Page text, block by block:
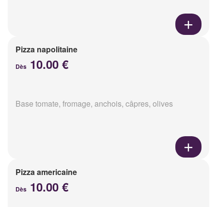
Pizza napolitaine
Dès 10.00 €
Base tomate, fromage, anchois, câpres, olives
Pizza americaine
Dès 10.00 €